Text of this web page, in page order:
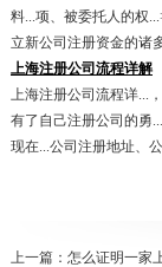
料...项、被委托人的权
立新公司注册资金的诸
上海注册公司流程详解
上海注册公司流程详...
有了自己注册公司的勇
现在...公司注册地址、
上一篇： 怎么证明一家